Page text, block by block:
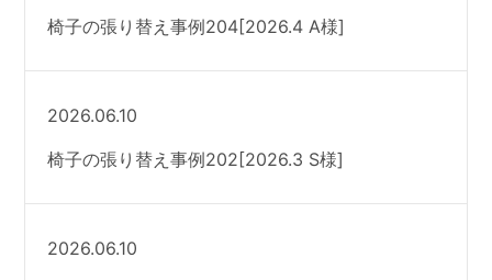
椅子の張り替え事例204[2026.4 A様]
2026.06.10
椅子の張り替え事例202[2026.3 S様]
2026.06.10